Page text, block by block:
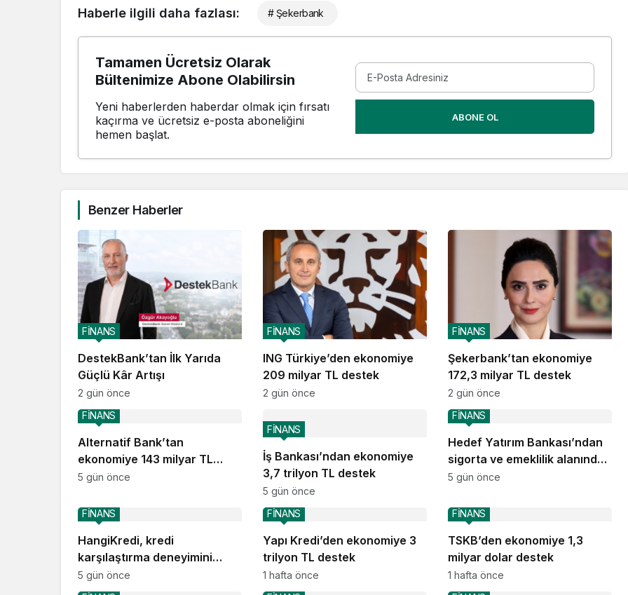
Haberle ilgili daha fazlası: # Şekerbank
Tamamen Ücretsiz Olarak
Bültenimize Abone Olabilirsin
Yeni haberlerden haberdar olmak için fırsatı
kaçırma ve ücretsiz e-posta aboneliğini
hemen başlat.
ABONE OL
Benzer Haberler
DestekBank’tan İlk Yarıda
Güçlü Kâr Artışı
FİNANS
2 gün önce
ING Türkiye’den ekonomiye
209 milyar TL destek
FİNANS
2 gün önce
Şekerbank’tan ekonomiye
172,3 milyar TL destek
FİNANS
2 gün önce
Alternatif Bank’tan
ekonomiye 143 milyar TL
destek
FİNANS
5 gün önce
İş Bankası’ndan ekonomiye
3,7 trilyon TL destek
FİNANS
5 gün önce
Hedef Yatırım Bankası’ndan
sigorta ve emeklilik alanında
stratejik iş birliği
FİNANS
5 gün önce
HangiKredi, kredi
karşılaştırma deneyimini
ChatGPT’ye taşıdı
FİNANS
5 gün önce
Yapı Kredi’den ekonomiye 3
trilyon TL destek
FİNANS
1 hafta önce
TSKB’den ekonomiye 1,3
milyar dolar destek
FİNANS
1 hafta önce